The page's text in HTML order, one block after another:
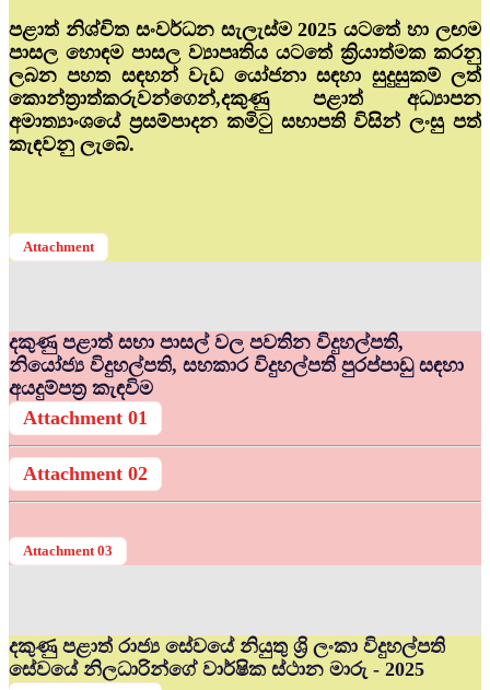
පළාත් නිශ්චිත සංවර්ධන සැලැස්ම 2025 යටතේ හා ලඟම
පාසල හොඳම පාසල ව්‍යාපෘතිය යටතේ ක්‍රියාත්මක කරනු
ලබන පහත සඳහන් වැඩ යෝජනා සඳහා සුදුසුකම් ලත්
කොන්ත්‍රාත්කරුවන්ගෙන්,දකුණු පළාත් අධ්‍යාපන
අමාත්‍යාංශයේ ප්‍රසම්පාදන කමිටු සභාපති විසින් ලංසු පත්
කැඳවනු ලැබේ.
Attachment
දකුණු පළාත් සභා පාසල් වල පවතින විදුහල්පති,
නියෝජ්‍ය විදුහල්පති, සහකාර විදුහල්පති පුරප්පාඩු සඳහා
අයදුම්පත්‍ර කැඳවිම
Attachment 01
Attachment 02
Attachment 03
දකුණු පළාත් රාජ්‍ය සේවයේ නියුතු ශ්‍රි ලංකා විදුහල්පති
සේවයේ නිලධාරින්ගේ වාර්ෂික ස්ථාන මාරු - 2025